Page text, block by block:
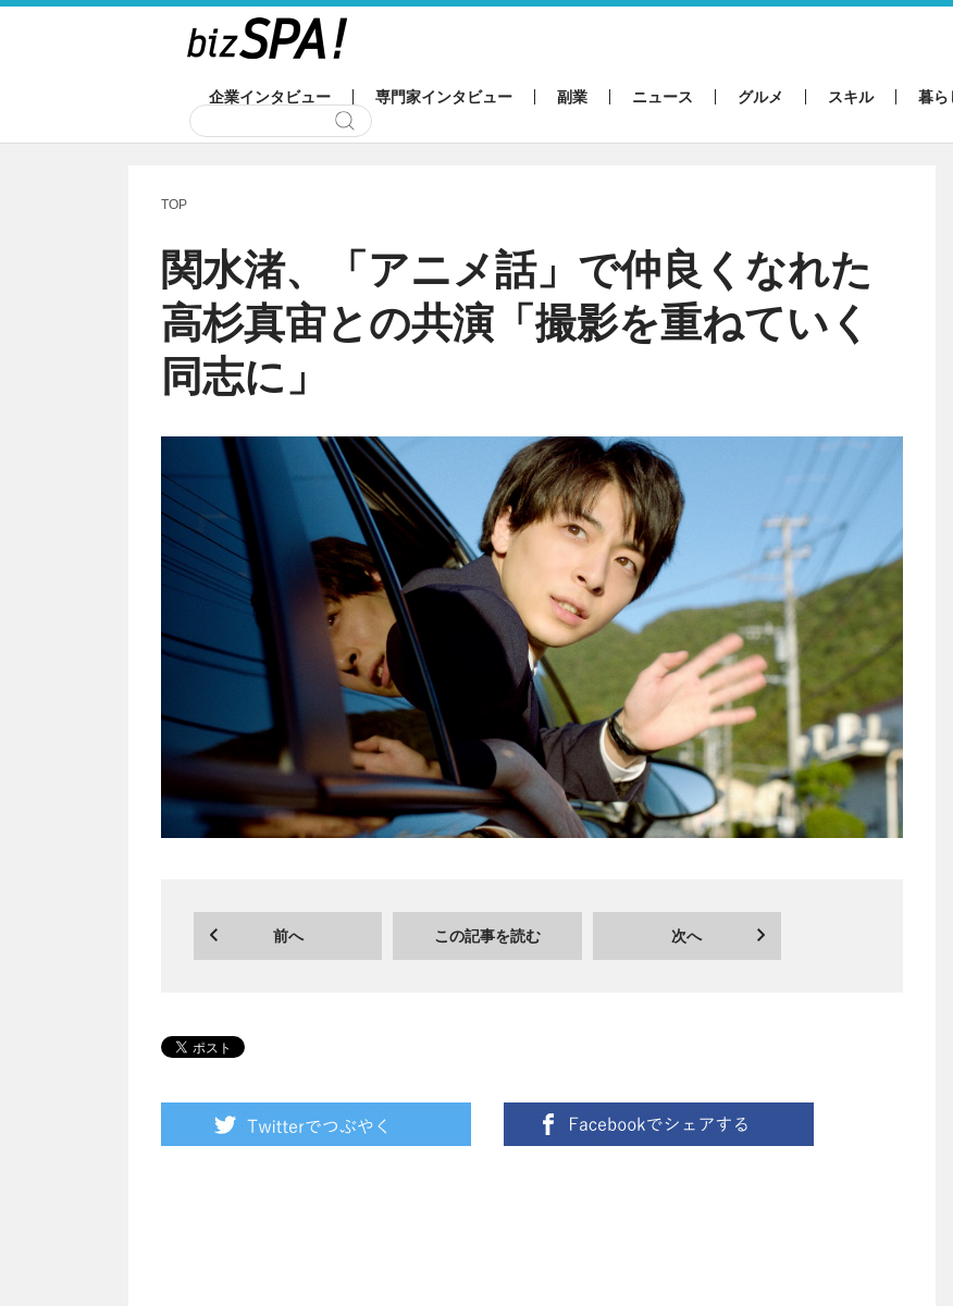
企業インタビュー 専門家インタビュー 副業 ニュース グルメ スキル 暮ら
TOP
関水渚、「アニメ話」で仲良くなれた
高杉真宙との共演「撮影を重ねていく
同志に」
前へ この記事を読む 次へ